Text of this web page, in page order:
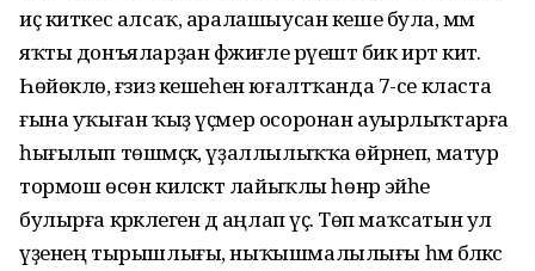
иҫ киткес алсаҡ, аралашыусан кеше була, әммә
яҡты донъяларҙан фәжиғәле рәүештә бик иртә китә.
Һөйөклө, ғәзиз кешеһен юғалтҡанда 7-се класта
ғына уҡыған ҡыҙ үҫмер осоронан ауырлыҡтарға
һығылып төшмәҫкә, үҙаллылыҡҡа өйрәнеп, матур
тормош өсөн киләсәктә лайыҡлы һөнәр эйәһе
булырға кәрәклеген дә аңлап үҫә. Төп маҡсатын ул
үҙенең тырышлығы, ныҡышмалылығы һәм бәләкәс